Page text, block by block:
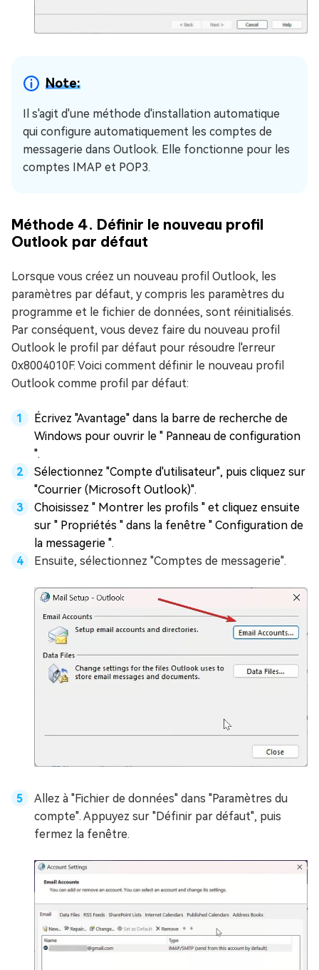
Note:
Il s'agit d'une méthode d'installation automatique
qui configure automatiquement les comptes de
messagerie dans Outlook. Elle fonctionne pour les
comptes IMAP et POP3.
Méthode 4. Définir le nouveau profil
Outlook par défaut
Lorsque vous créez un nouveau profil Outlook, les
paramètres par défaut, y compris les paramètres du
programme et le fichier de données, sont réinitialisés.
Par conséquent, vous devez faire du nouveau profil
Outlook le profil par défaut pour résoudre l'erreur
0x8004010F. Voici comment définir le nouveau profil
Outlook comme profil par défaut:
Écrivez "Avantage" dans la barre de recherche de
Windows pour ouvrir le " Panneau de configuration
".
Sélectionnez "Compte d'utilisateur", puis cliquez sur
"Courrier (Microsoft Outlook)".
Choisissez " Montrer les profils " et cliquez ensuite
sur " Propriétés " dans la fenêtre " Configuration de
la messagerie ".
Ensuite, sélectionnez "Comptes de messagerie".
Allez à "Fichier de données" dans "Paramètres du
compte". Appuyez sur "Définir par défaut", puis
fermez la fenêtre.